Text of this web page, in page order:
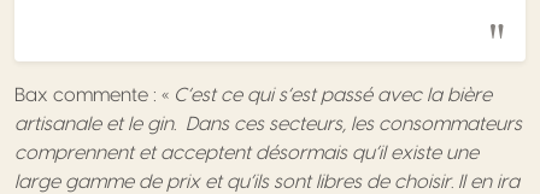
Bax commente : « C’est ce qui s’est passé avec la bière
artisanale et le gin. Dans ces secteurs, les consommateurs
comprennent et acceptent désormais qu’il existe une
large gamme de prix et qu’ils sont libres de choisir. Il en ira